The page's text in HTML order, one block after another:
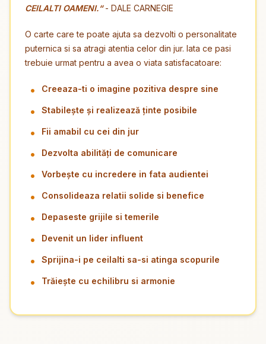
CEILALTI OAMENI.“- DALE CARNEGIE
O carte care te poate ajuta sa dezvolti o personalitate
puternica si sa atragi atentia celor din jur. Iata ce pasi
trebuie urmat pentru a avea o viata satisfacatoare:
Creeaza-ti o imagine pozitiva despre sine
Stabilește și realizează ținte posibile
Fii amabil cu cei din jur
Dezvolta abilități de comunicare
Vorbește cu incredere in fata audientei
Consolideaza relatii solide si benefice
Depaseste grijile si temerile
Devenit un lider influent
Sprijina-i pe ceilalti sa-si atinga scopurile
Trăiește cu echilibru si armonie